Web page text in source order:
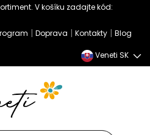
V košíku zadajte kód:
| Doprava | Kontakty | Blog
Veneti SK